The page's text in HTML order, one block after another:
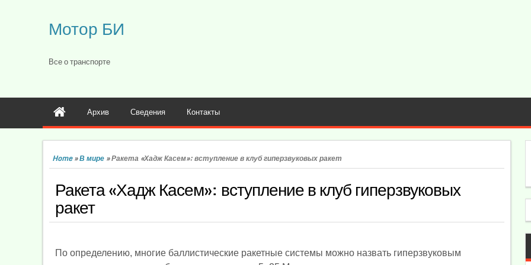
Мотор БИ
Все о транспорте
Архив Сведения Контакты
Home»В мире »Ракета «Хадж Касем»: вступление в клуб гиперзвуковых ракет
Ракета «Хадж Касем»: вступление в клуб гиперзвуковых
ракет
По определению, многие баллистические ракетные системы можно назвать гиперзвуковым